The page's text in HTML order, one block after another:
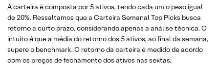
A carteira é composta por 5 ativos, tendo cada um o peso igual
de 20%. Ressaltamos que a Carteira Semanal Top Picks busca
retorno a curto prazo, considerando apenas a análise técnica. O
intuito é que a média do retorno dos 5 ativos, ao final da semana,
supere o benchmark. O retorno da carteira é medido de acordo
com os preços de fechamento dos ativos nas sextas.